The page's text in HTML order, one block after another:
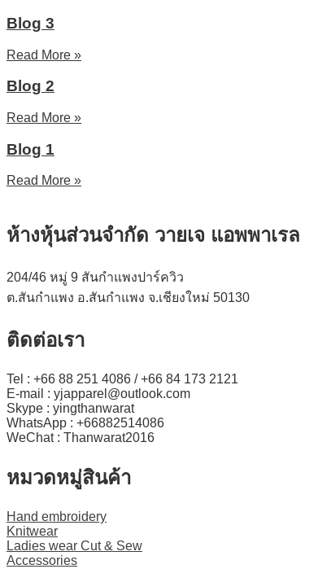
Blog 3
Read More »
Blog 2
Read More »
Blog 1
Read More »
ห้างหุ้นส่วนจำกัด วายเจ แอพพาเรล
204/46 หมู่ 9 สันกำแพงปาร์ควิว
ต.สันกำแพง อ.สันกำแพง จ.เชียงใหม่ 50130
ติดต่อเรา
Tel : +66 88 251 4086 / +66 84 173 2121
E-mail : yjapparel@outlook.com
Skype : yingthanwarat
WhatsApp : +66882514086
WeChat : Thanwarat2016
หมวดหมู่สินค้า
Hand embroidery
Knitwear
Ladies wear Cut & Sew
Accessories